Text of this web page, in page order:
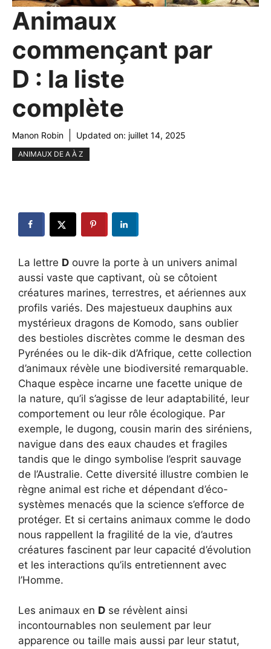
Animaux
commençant par
D : la liste
complète
Manon Robin Updated on: juillet 14, 2025
ANIMAUX DE A À Z
La lettre D ouvre la porte à un univers animal
aussi vaste que captivant, où se côtoient
créatures marines, terrestres, et aériennes aux
profils variés. Des majestueux dauphins aux
mystérieux dragons de Komodo, sans oublier
des bestioles discrètes comme le desman des
Pyrénées ou le dik-dik d’Afrique, cette collection
d’animaux révèle une biodiversité remarquable.
Chaque espèce incarne une facette unique de
la nature, qu’il s’agisse de leur adaptabilité, leur
comportement ou leur rôle écologique. Par
exemple, le dugong, cousin marin des siréniens,
navigue dans des eaux chaudes et fragiles
tandis que le dingo symbolise l’esprit sauvage
de l’Australie. Cette diversité illustre combien le
règne animal est riche et dépendant d’éco-
systèmes menacés que la science s’efforce de
protéger. Et si certains animaux comme le dodo
nous rappellent la fragilité de la vie, d’autres
créatures fascinent par leur capacité d’évolution
et les interactions qu’ils entretiennent avec
l’Homme.
Les animaux en D se révèlent ainsi
incontournables non seulement par leur
apparence ou taille mais aussi par leur statut,